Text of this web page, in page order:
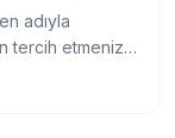
adıyla
tercih etmeniz